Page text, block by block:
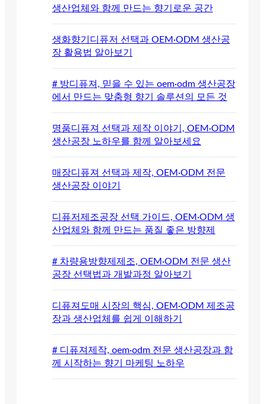
생산업체와 함께 만드는 향기로운 공간
생화향기디퓨저 선택과 OEM·ODM 생산공
장 활용법 알아보기
# 방디퓨져, 믿을 수 있는 oem·odm 생산공장
에서 만드는 맞춤형 향기 솔루션의 모든 것
명품디퓨져 선택과 제작 이야기, OEM·ODM
생산공장 노하우를 함께 알아보세요
매장디퓨져 선택과 제작, OEM·ODM 전문
생산공장 이야기
디퓨저제조공장 선택 가이드, OEM·ODM 생
산업체와 함께 만드는 품질 좋은 방향제
# 차량용방향제제조, OEM·ODM 전문 생산
공장 선택법과 개발과정 알아보기
디퓨져도매 시장의 핵심, OEM·ODM 제조공
장과 생산업체를 쉽게 이해하기
# 디퓨져제작, oem·odm 전문 생산공장과 함
께 시작하는 향기 마케팅 노하우